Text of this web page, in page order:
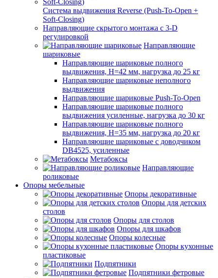
Система выдвижения Reverse (Push-To-Open +
Soft-Closing)
Направляющие скрытого монтажа с 3-D
регулировкой
Направляющие
шариковые
Направляющие шариковые полного
выдвижения, H=42 мм, нагрузка до 25 кг
Направляющие шариковые неполного
выдвижения
Направляющие шариковые Push-To-Open
Направляющие шариковые полного
выдвижения усиленные, нагрузка до 30 кг
Направляющие шариковые полного
выдвижения, H=35 мм, нагрузка до 20 кг
Направляющие шариковые с доводчиком
DB4525, усиленные
Метабоксы
Направляющие
роликовые
Опоры мебельные
Опоры декоративные
Опоры для детских
столов
Опоры для столов
Опоры для шкафов
Опоры колесные
Опоры кухонные
пластиковые
Подпятники
Подпятники фетровые